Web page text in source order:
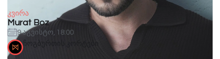
კვირა
Murat Boz
9 აგვისტო, 18:00
ჩოგბურთის კორტები